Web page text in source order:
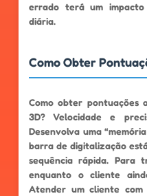
errado terá um
diária.
Como Obter
Como obter pontuações
3D? Velocidade e
Desenvolva uma
barra de digitalização
sequência rápida.
enquanto o cliente
Atender um cliente